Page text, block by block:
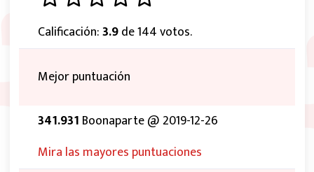
Calificación:3.9de 144 votos.
Mejor puntuación
341.931 Boonaparte @ 2019-12-26
Mira las mayores puntuaciones